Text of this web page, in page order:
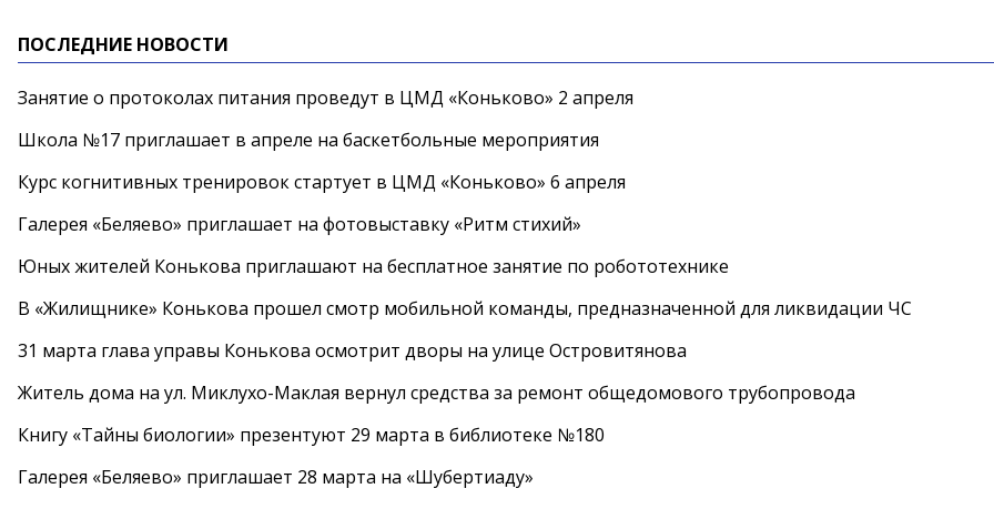
ПОСЛЕДНИЕ НОВОСТИ
Занятие о протоколах питания проведут в ЦМД «Коньково» 2 апреля
Школа №17 приглашает в апреле на баскетбольные мероприятия
Курс когнитивных тренировок стартует в ЦМД «Коньково» 6 апреля
Галерея «Беляево» приглашает на фотовыставку «Ритм стихий»
Юных жителей Конькова приглашают на бесплатное занятие по робототехнике
В «Жилищнике» Конькова прошел смотр мобильной команды, предназначенной для ликвидации ЧС
31 марта глава управы Конькова осмотрит дворы на улице Островитянова
Житель дома на ул. Миклухо-Маклая вернул средства за ремонт общедомового трубопровода
Книгу «Тайны биологии» презентуют 29 марта в библиотеке №180
Галерея «Беляево» приглашает 28 марта на «Шубертиаду»